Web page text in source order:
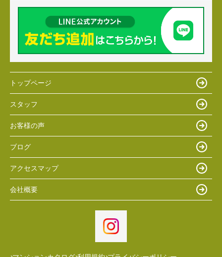
トップページ
スタッフ
お客様の声
ブログ
アクセスマップ
会社概要